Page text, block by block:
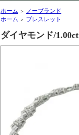
ホーム ＞
ノーブランド
ホーム ＞ ブレスレット
ダイヤモンド/